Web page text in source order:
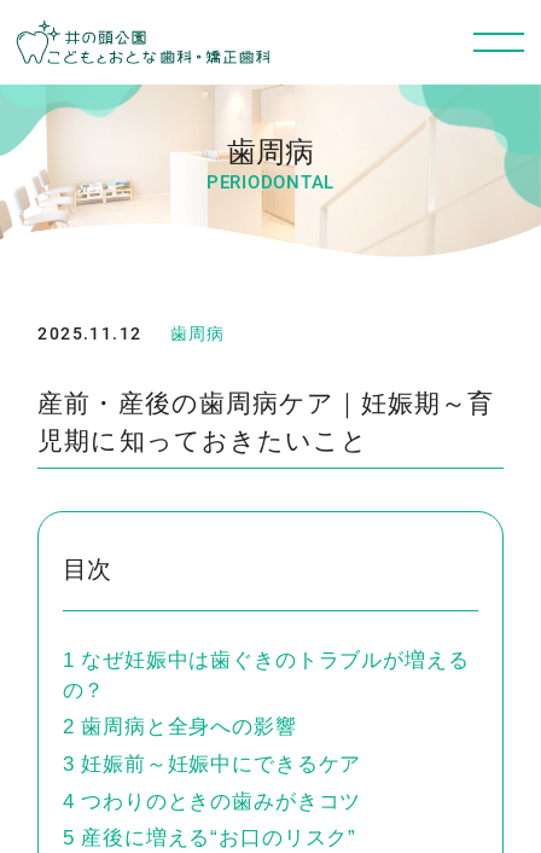
歯周病
PERIODONTAL
2025.11.12 歯周病
産前・産後の歯周病ケア｜妊娠期～育
児期に知っておきたいこと
目次
1 なぜ妊娠中は歯ぐきのトラブルが増える
の？
2 歯周病と全身への影響
3 妊娠前～妊娠中にできるケア
4 つわりのときの歯みがきコツ
5 産後に増える“お口のリスク”